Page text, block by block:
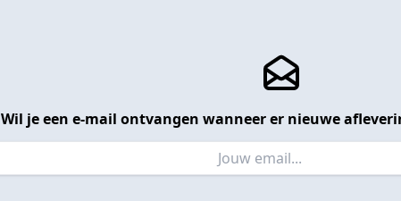
Wil je een e-mail ontvangen wanneer er nieuwe